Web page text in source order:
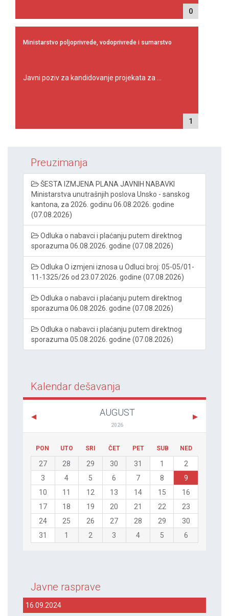
0
Ministarstvo poljoprivrede, vodoprivrede i sumarstvo
1
Javni poziv za kandidovanje projekata za ...
Preuzimanja
ŠESTA IZMJENA PLANA JAVNIH NABAVKI
Ministarstva unutrašnjih poslova Unsko - sanskog
kantona, za 2026. godinu 06.08.2026. godine
(07.08.2026)
Odluka o nabavci i plaćanju putem direktnog
sporazuma 06.08.2026. godine (07.08.2026)
Odluka O izmjeni iznosa u Odluci broj: 05-05/01-
11-1325/26 od 23.07.2026. godine (07.08.2026)
Odluka o nabavci i plaćanju putem direktnog
sporazuma 06.08.2026. godine (07.08.2026)
Odluka o nabavci i plaćanju putem direktnog
sporazuma 05.08.2026. godine (07.08.2026)
Kalendar dešavanja
AUGUST
2026
PON UTO SRI ČET PET SUB NED
27 28 29 30 31 1
2
3
4 5 6 7 8
9
10
11 12 13 14 15
16
17
18 19 20 21 22
23
24
25 26 27 28 29
30
31
1 2 3 4 5 6
Javne rasprave
16.09.2024